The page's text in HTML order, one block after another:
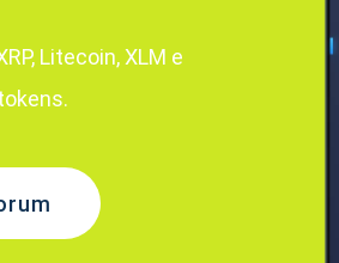
Litecoin, XLM e